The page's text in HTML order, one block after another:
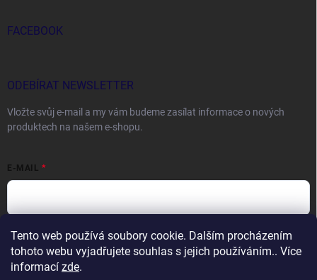
Tento web používá soubory cookie. Dalším procházením
tohoto webu vyjadřujete souhlas s jejich používáním.. Více
informací zde.
FACEBOOK
ODEBÍRAT NEWSLETTER
Vložte svůj e-mail a my vám budeme zasílat informace o nových
produktech na našem e-shopu.
E-MAIL
Vložením e-mailu souhlasíte spodmínkami ochrany osobních údajů
Přihlásit se